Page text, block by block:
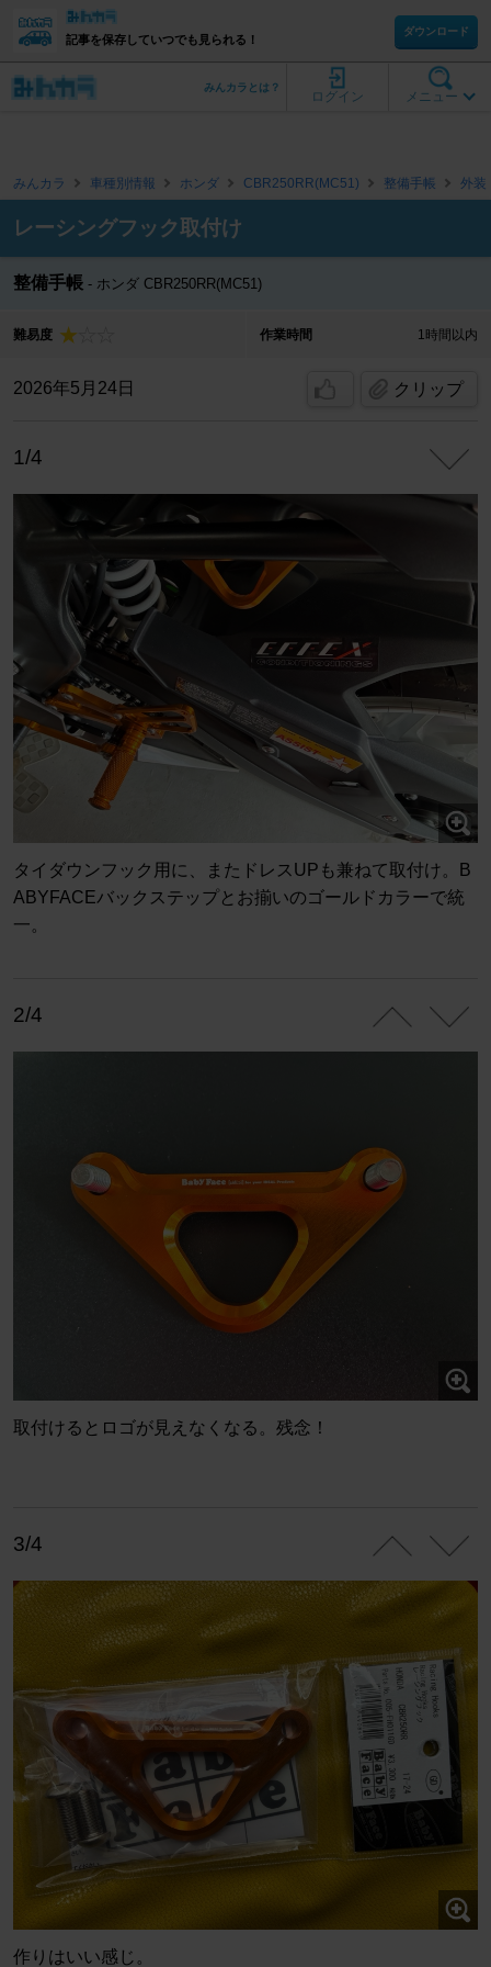
記事を保存していつでも見られる！
ダウンロード
メニュー
ログイン
みんカラとは？
みんカラ 車種別情報 ホンダ CBR250RR(MC51) 整備手帳 外装
レーシングフック取付け
整備手帳 ホンダ CBR250RR(MC51)
難易度 作業時間 1時間以内
2026年5月24日 クリップ
1/4
タイダウンフック用に、またドレスUPも兼ねて取付け。B
ABYFACEバックステップとお揃いのゴールドカラーで統
一。
2/4
取付けるとロゴが見えなくなる。残念！
3/4
作りはいい感じ。